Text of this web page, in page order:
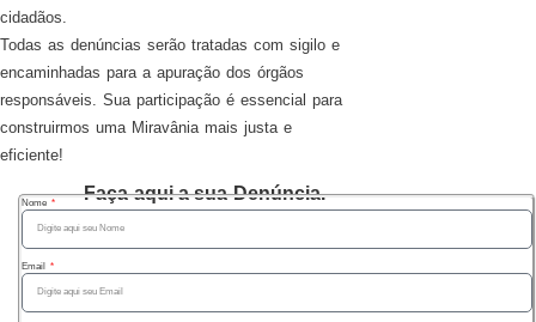
cidadãos.
Todas as denúncias serão tratadas com sigilo e
encaminhadas para a apuração dos órgãos
responsáveis. Sua participação é essencial para
construirmos uma Miravânia mais justa e
eficiente!
Faça aqui a sua Denúncia.
Nome
Email